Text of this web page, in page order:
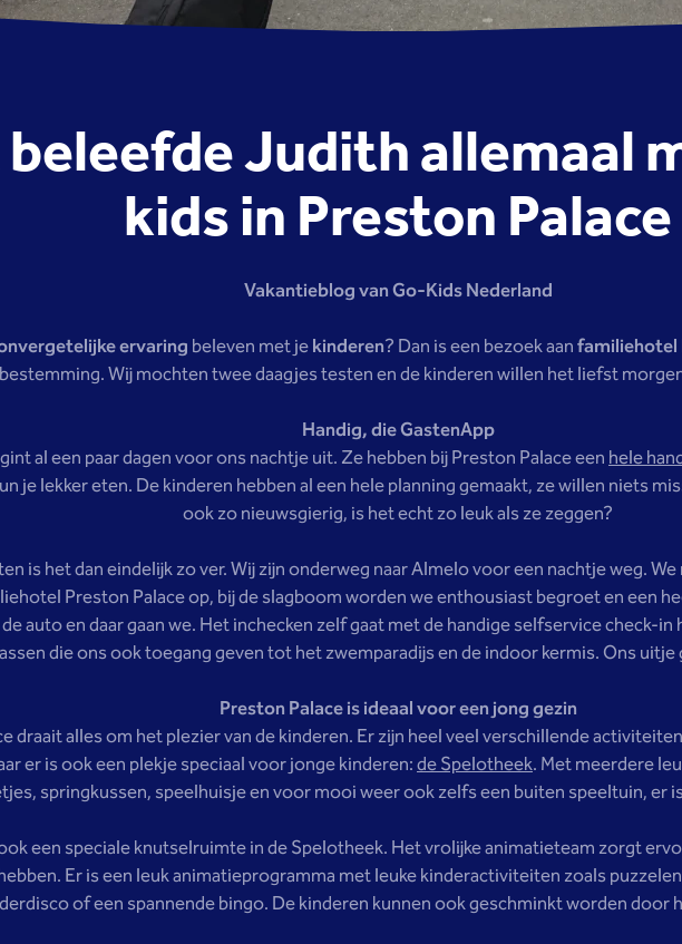
Judith allemaal
kids in Preston Palace
Vakantieblog van Go-Kids Nederland
ervaringbeleven met jekinderen? Dan is een bezoek aanfamiliehotel
bestemming. Wij mochten twee daagjes testen en de kinderen willen het liefst
Handig, die GastenApp
al een paar dagen voor ons nachtje uit. Ze hebben bij Preston Palace eenhele
je lekker eten. De kinderen hebben al een hele planning gemaakt, ze willen niets
ook zo nieuwsgierig, is het echt zo leuk als ze zeggen?
is het dan eindelijk zo ver. Wij zijn onderweg naar Almelo voor een nachtje weg.
Preston Palace op, bij de slagboom worden we enthousiast begroet en een
auto en daar gaan we. Het inchecken zelf gaat met de handige selfservice check-in
die ons ook toegang geven tot het zwemparadijs en de indoor kermis. Ons uitje
Preston Palace is ideaal voor een jong gezin
draait alles om het plezier van de kinderen. Er zijn heel veel verschillende
er is ook een plekje speciaal voor jonge kinderen:de Spelotheek. Met meerdere
springkussen, speelhuisje en voor mooi weer ook zelfs een buiten speeltuin, er
een speciale knutselruimte in de Spelotheek. Het vrolijke animatieteam zorgt
Er is een leuk animatieprogramma met leuke kinderactiviteiten zoals
of een spannende bingo. De kinderen kunnen ook geschminkt worden door